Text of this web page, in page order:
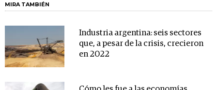
MIRA TAMBIÉN
Industria argentina: seis sectores
que, a pesar de la crisis, crecieron
en 2022